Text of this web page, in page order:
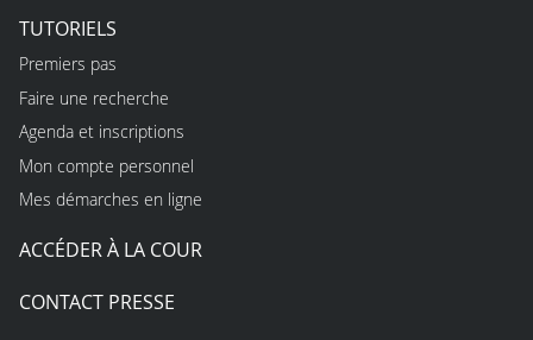
TUTORIELS
Premiers pas
Faire une recherche
Agenda et inscriptions
Mon compte personnel
Mes démarches en ligne
ACCÉDER À LA COUR
CONTACT PRESSE